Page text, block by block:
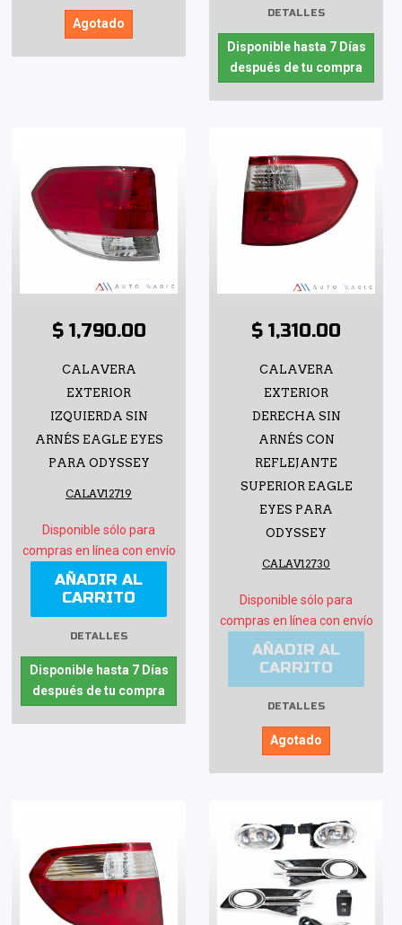
Agotado
DETALLES
Disponible hasta 7 Días
después de tu compra
$ 1,790.00
CALAVERA
EXTERIOR
IZQUIERDA SIN
ARNÉS EAGLE EYES
PARA ODYSSEY
CALAV12719
Disponible sólo para
compras en línea con envío
AÑADIR AL
CARRITO
DETALLES
Disponible hasta 7 Días
después de tu compra
$ 1,310.00
CALAVERA
EXTERIOR
DERECHA SIN
ARNÉS CON
REFLEJANTE
SUPERIOR EAGLE
EYES PARA
ODYSSEY
CALAV12730
Disponible sólo para
compras en línea con envío
AÑADIR AL
CARRITO
DETALLES
Agotado